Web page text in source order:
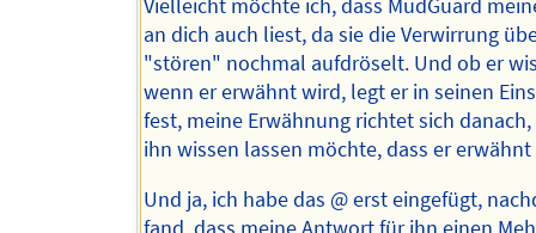
Vielleicht möchte ich, dass MudGuard
an dich auch liest, da sie die Verwirrung
"stören" nochmal aufdröselt. Und ob er
wenn er erwähnt wird, legt er in seinen
fest, meine Erwähnung richtet sich danach,
ihn wissen lassen möchte, dass er
Und ja, ich habe das @ erst eingefügt,
fand, dass meine Antwort für ihn einen